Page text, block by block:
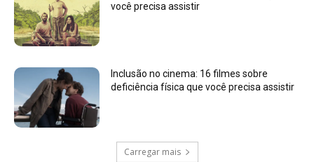
você precisa assistir
Inclusão no cinema: 16 filmes sobre
deficiência física que você precisa assistir
Carregar mais